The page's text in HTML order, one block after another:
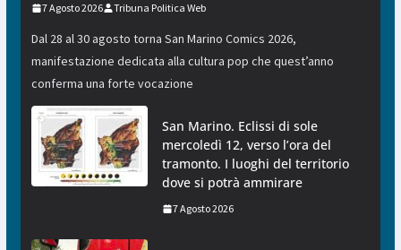
7 Agosto 2026 Tribuna Politica Web
Dal 28 al 30 agosto torna San Marino Comics 2026,
manifestazione dedicata alla cultura pop che quest’anno
conferma una forte vocazione
San Marino. Eclissi di sole
mercoledì 12, verso l’ora del
tramonto. I luoghi del territorio
dove si potrà ammirare
7 Agosto 2026